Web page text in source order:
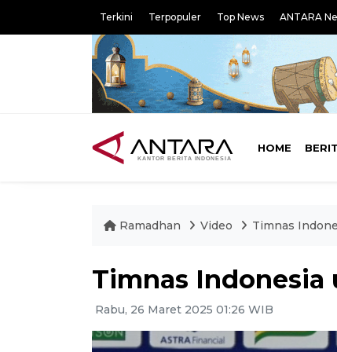
Terkini Terpopuler Top News ANTARA
HOME
Ramadhan Video Timnas
Timnas Indonesia
Rabu, 26 Maret 2025 01:26 WIB